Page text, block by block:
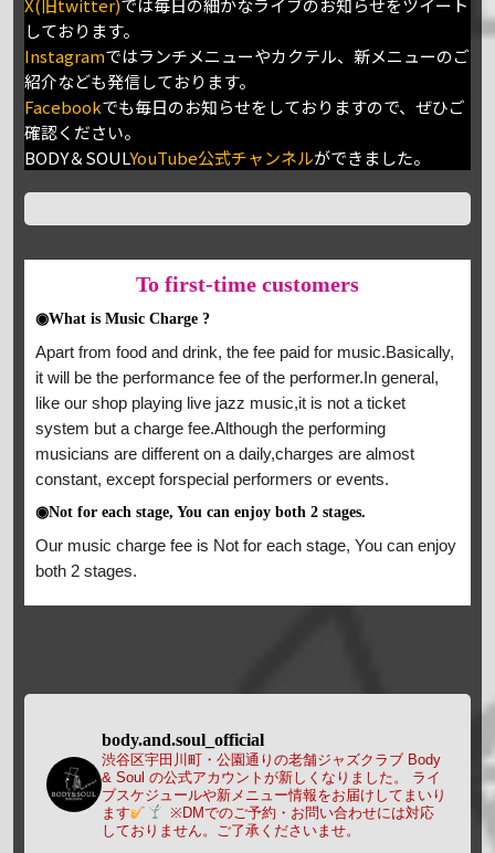
X(旧twitter)では毎日の細かなライブのお知らせをツイート
しております。
Instagramではランチメニューやカクテル、新メニューのご
紹介なども発信しております。
Facebookでも毎日のお知らせをしておりますので、ぜひご
確認ください。
BODY＆SOULYouTube公式チャンネルができました。
To first-time customers
◉What is Music Charge ?
Apart from food and drink, the fee paid for music.Basically,
it will be the performance fee of the performer.In general,
like our shop playing live jazz music,it is not a ticket
system but a charge fee.Although the performing
musicians are different on a daily,charges are almost
constant, except forspecial performers or events.
◉Not for each stage, You can enjoy both 2 stages.
Our music charge fee is Not for each stage, You can enjoy
both 2 stages.
body.and.soul_official
渋谷区宇田川町・公園通りの老舗ジャズクラブ Body
& Soul の公式アカウントが新しくなりました。
ライ
ブスケジュールや新メニュー情報をお届けしてまいり
ます
※DMでのご予約・お問い合わせには対応
しておりません。ご了承くださいませ。